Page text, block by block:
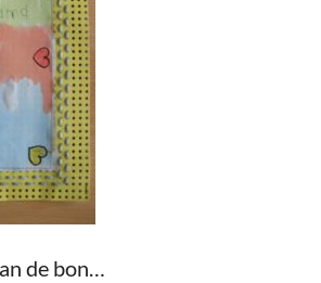
de bon…